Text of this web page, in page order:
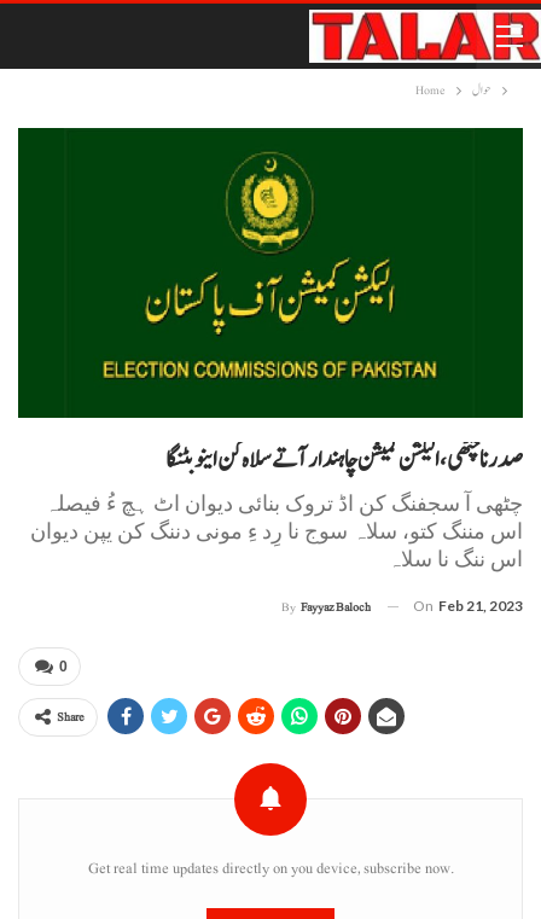
Home حوال
صدر نا چٹھی، الیکشن کمیشن چاہندار آتے سلاہ کن اینو بٹنگا
چٹھی آ سجفنگ کن اڈ تروک بنائی دیوان اٹ ہچ ءُ فیصلہ
اس مننگ کتو، سلاہ سوج نا رِد ءِ مونی دننگ کن یپن دیوان
اس ننگ نا سلاہ
By Fayyaz Baloch On Feb 21, 2023
0
Share
Get real time updates directly on you device, subscribe now.